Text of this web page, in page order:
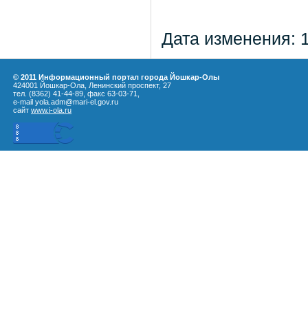
Дата изменения:
© 2011 Информационный портал города Йошкар-Олы
424001 Йошкар-Ола, Ленинский проспект, 27
тел. (8362) 41-44-89, факс 63-03-71,
e-mail yola.adm@mari-el.gov.ru
сайт www.i-ola.ru